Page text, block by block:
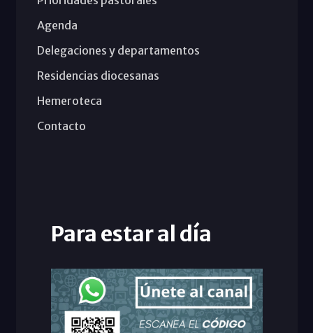
Agenda
Delegaciones y departamentos
Residencias diocesanas
Hemeroteca
Contacto
Para estar al día